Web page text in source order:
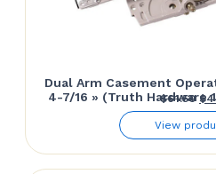
Dual Arm Casement
4-7/16 » (Truth Hardware
$61.50 Le
$
View